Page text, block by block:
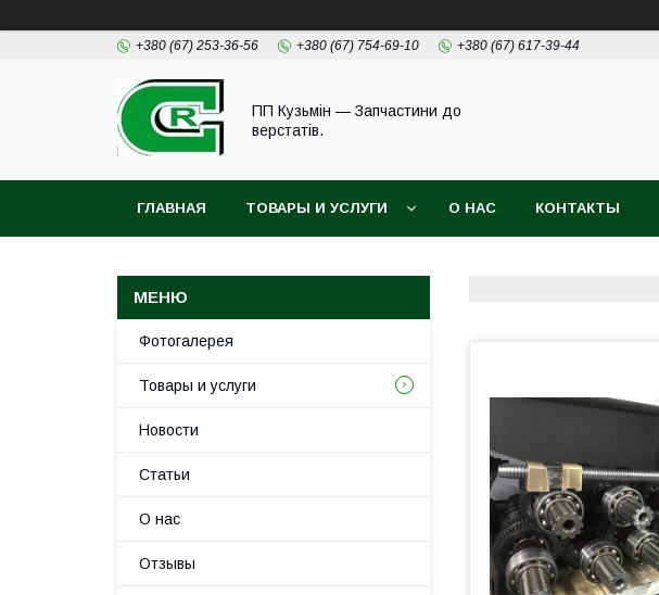
+380 (67) 253-36-56 +380 (67) 754-69-10 +380 (67) 617-39-44
ПП Кузьмін — Запчастини до
верстатів.
ГЛАВНАЯ ТОВАРЫ И УСЛУГИ О НАС КОНТАКТЫ
Фотогалерея
Товары и услуги
Новости
Статьи
О нас
Отзывы